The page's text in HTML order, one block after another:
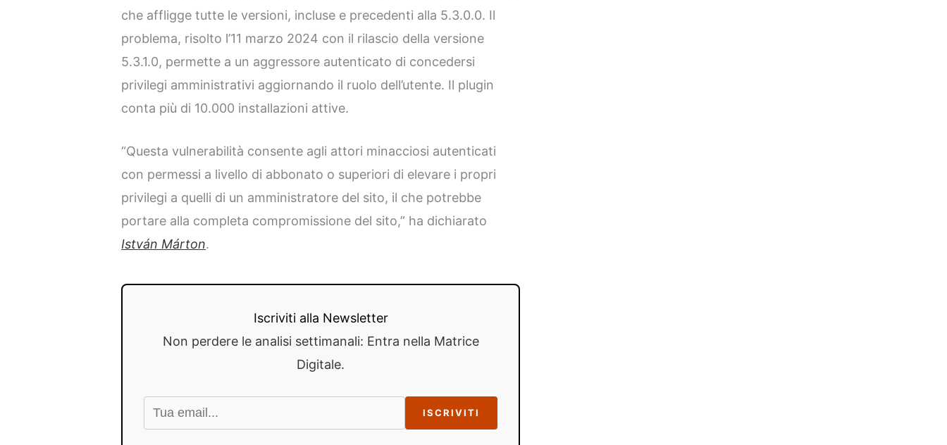
che affligge tutte le versioni, incluse e precedenti alla 5.3.0.0. Il
problema, risolto l’11 marzo 2024 con il rilascio della versione
5.3.1.0, permette a un aggressore autenticato di concedersi
privilegi amministrativi aggiornando il ruolo dell’utente. Il plugin
conta più di 10.000 installazioni attive.
“Questa vulnerabilità consente agli attori minacciosi autenticati
con permessi a livello di abbonato o superiori di elevare i propri
privilegi a quelli di un amministratore del sito, il che potrebbe
portare alla completa compromissione del sito,” ha dichiarato
István Márton.
Iscriviti alla Newsletter
Non perdere le analisi settimanali: Entra nella Matrice
Digitale.
ISCRIVITI